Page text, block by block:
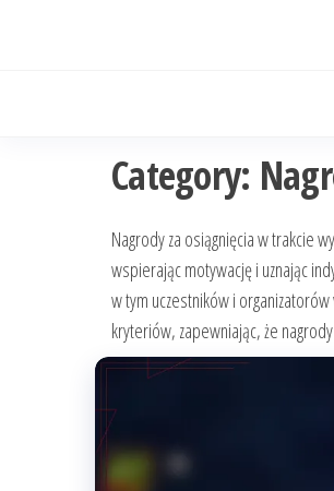
Category:
Nagrody za osiągnięcia w trakcie
wspierając motywację i uznając
w tym uczestników i
kryteriów, zapewniając, że